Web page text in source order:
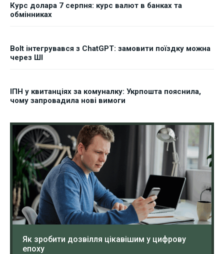
Курс долара 7 серпня: курс валют в банках та
обмінниках
Bolt інтегрувався з ChatGPT: замовити поїздку можна
через ШІ
ІПН у квитанціях за комуналку: Укрпошта пояснила,
чому запровадила нові вимоги
Як зробити дозвілля цікавішим у цифрову
епоху